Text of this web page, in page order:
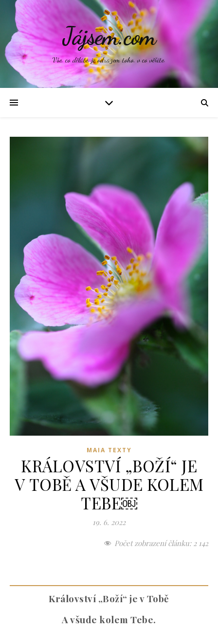
Jájsem.com
Vše, co děláte, je odrazem toho, v co věříte.
MAIA TEXTY
KRÁLOVSTVÍ „BOŽÍ“ JE
V TOBĚ A VŠUDE KOLEM
TEBE￼
19. 6. 2022
Počet zobrazení článku: 2 142
Království „Boží“ je v Tobě
A všude kolem Tebe.